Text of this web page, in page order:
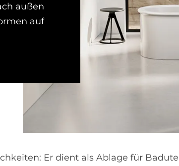
außen
auf
Er dient als Ablage für